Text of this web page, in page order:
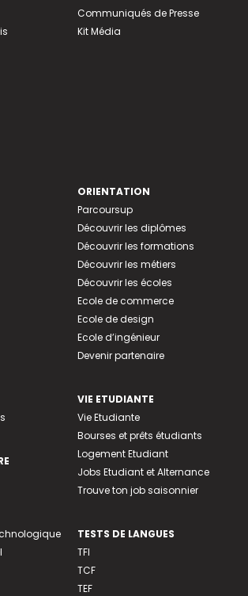
Communiqués de Presse
Kit Média
ORIENTATION
Parcoursup
Découvrir les diplômes
Découvrir les formations
Découvrir les métiers
Découvrir les écoles
Ecole de commerce
Ecole de design
Ecole d’ingénieur
Devenir partenaire
VIE ETUDIANTE
Vie Etudiante
Bourses et prêts étudiants
Logement Etudiant
Jobs Etudiant et Alternance
Trouve ton job saisonnier
TESTS DE LANGUES
TFI
TCF
TEF